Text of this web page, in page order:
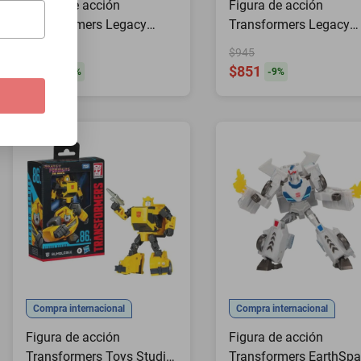
Figura de acción
Transformers Legacy
Evolution Voyager
%
Figura de acción
Transformers Legacy
United Deluxe
$945
$851 -9%
Compra internacional
Figura de acción
Transformers Toys Studio
Compra internacional
Figura de acción
Transformers